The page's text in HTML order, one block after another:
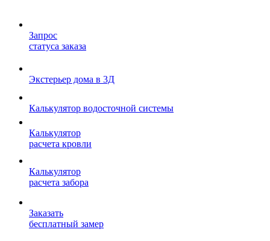
Запрос
статуса заказа
Экстерьер дома в 3Д
Калькулятор водосточной системы
Калькулятор
расчета кровли
Калькулятор
расчета забора
Заказать
бесплатный замер